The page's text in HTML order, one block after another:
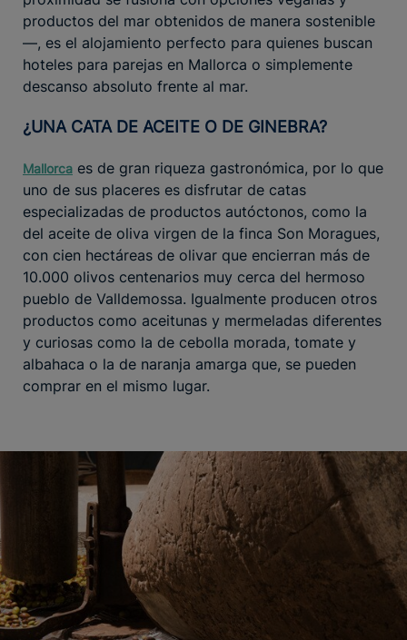
productos del mar obtenidos de manera sostenible
—, es el alojamiento perfecto para quienes buscan
hoteles para parejas en Mallorca o simplemente
descanso absoluto frente al mar.
¿UNA CATA DE ACEITE O DE GINEBRA?
Mallorca es de gran riqueza gastronómica, por lo que
uno de sus placeres es disfrutar de catas
especializadas de productos autóctonos, como la
del aceite de oliva virgen de la finca Son Moragues,
con cien hectáreas de olivar que encierran más de
10.000 olivos centenarios muy cerca del hermoso
pueblo de Valldemossa. Igualmente producen otros
productos como aceitunas y mermeladas diferentes
y curiosas como la de cebolla morada, tomate y
albahaca o la de naranja amarga que, se pueden
comprar en el mismo lugar.